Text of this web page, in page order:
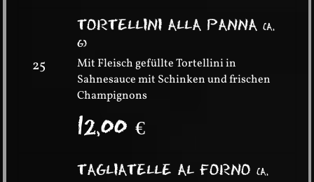
25
TORTELLINI ALLA PANNA(A,
G)
Mit Fleisch gefüllte Tortellini in
Sahnesauce mit Schinken und frischen
Champignons
12,00€
TAGLIATELLE AL FORNO(A,